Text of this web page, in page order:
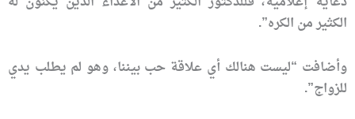
الكثير من الكره”.
وأضافت “ليست هنالك أي علاقة حب بيننا، وهو لم يطلب يدي
للزواج”.